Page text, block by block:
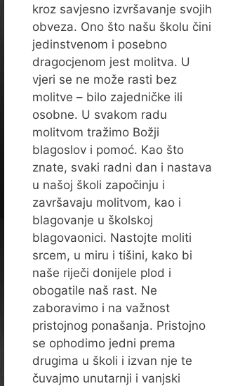
kroz savjesno izvršavanje svojih
obveza. Ono što našu školu čini
jedinstvenom i posebno
dragocjenom jest molitva. U
vjeri se ne može rasti bez
molitve – bilo zajedničke ili
osobne. U svakom radu
molitvom tražimo Božji
blagoslov i pomoć. Kao što
znate, svaki radni dan i nastava
u našoj školi započinju i
završavaju molitvom, kao i
blagovanje u školskoj
blagovaonici. Nastojte moliti
srcem, u miru i tišini, kako bi
naše riječi donijele plod i
obogatile naš rast. Ne
zaboravimo i na važnost
pristojnog ponašanja. Pristojno
se ophodimo jedni prema
drugima u školi i izvan nje te
čuvajmo unutarnji i vanjski